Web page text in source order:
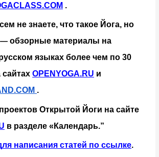
.
не знаете, что такое Йога, но
— обзорные материалы на
языках более чем по 30
OPENYOGA.RU и
.
Открытой Йоги на сайте
в разделе «Календарь.”
написания статей по ссылке.